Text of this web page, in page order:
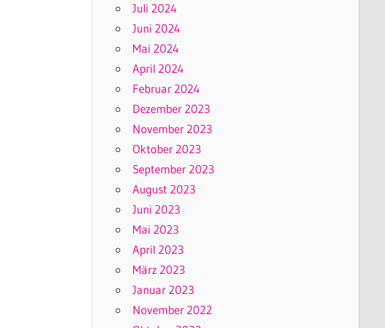
Juli 2024
Juni 2024
Mai 2024
April 2024
Februar 2024
Dezember 2023
November 2023
Oktober 2023
September 2023
August 2023
Juni 2023
Mai 2023
April 2023
März 2023
Januar 2023
November 2022